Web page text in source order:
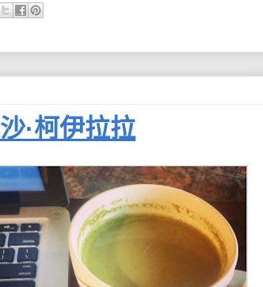
·柯伊拉拉